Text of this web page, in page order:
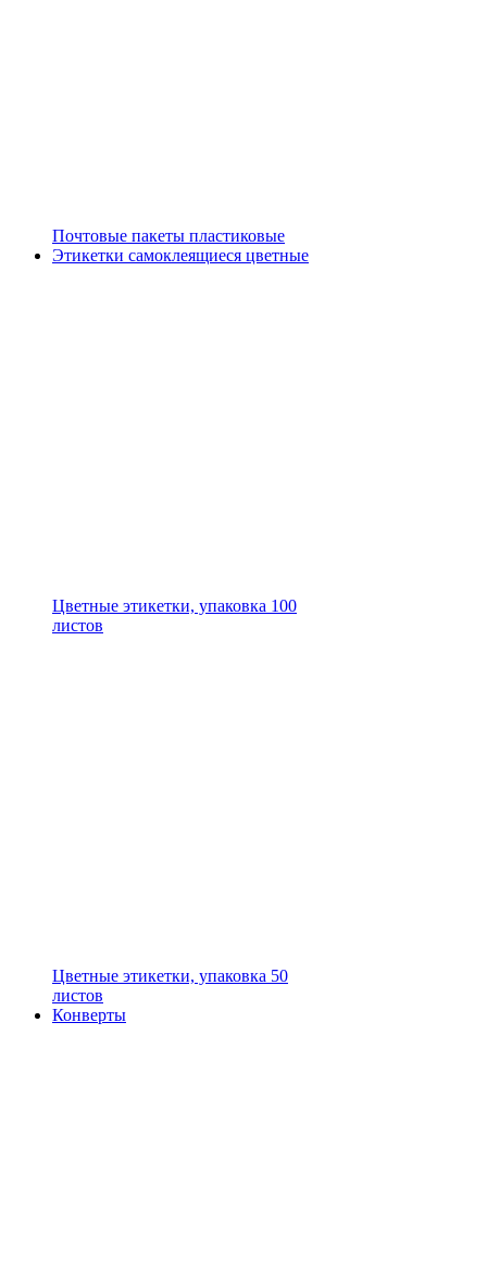
Почтовые пакеты пластиковые
Этикетки самоклеящиеся цветные
Цветные этикетки, упаковка 100
листов
Цветные этикетки, упаковка 50
листов
Конверты